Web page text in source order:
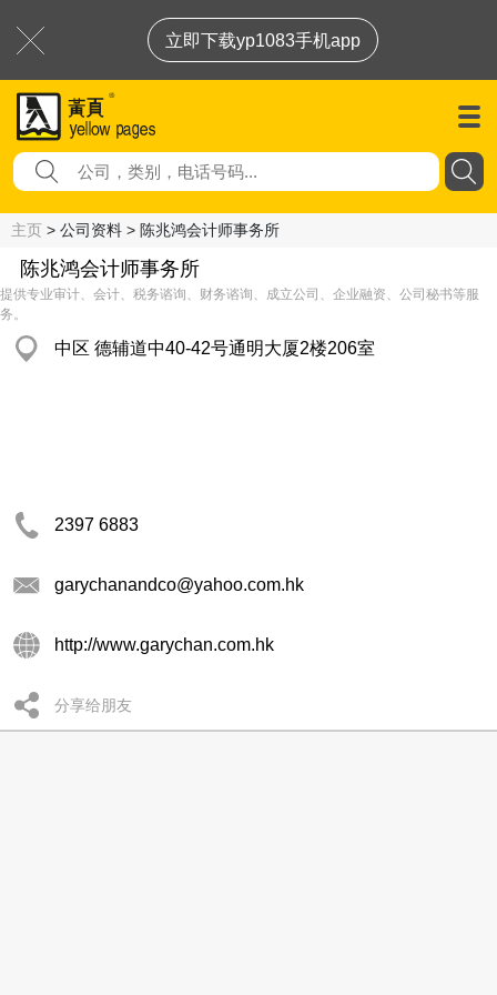
立即下载yp1083手机app
主页 > 公司资料 > 陈兆鸿会计师事务所
陈兆鸿会计师事务所
提供专业审计、会计、税务谘询、财务谘询、成立公司、企业融资、公司秘书等服
务。
中区 德辅道中40-42号通明大厦2楼206室
2397 6883
garychanandco@yahoo.com.hk
http://www.garychan.com.hk
分享给朋友